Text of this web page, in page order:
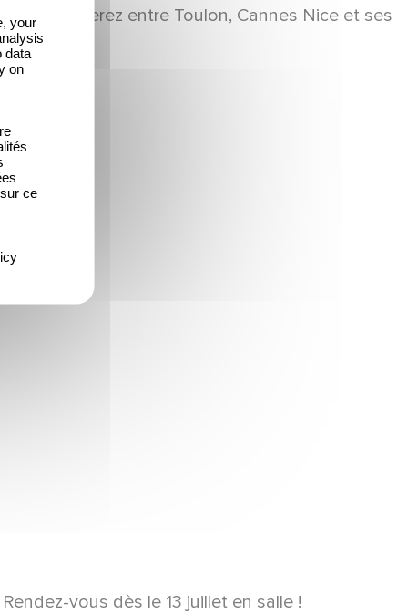
voyagerez entre Toulon, Cannes Nice et ses
vous dès le 13 juillet en salle !
your
data
on
ce